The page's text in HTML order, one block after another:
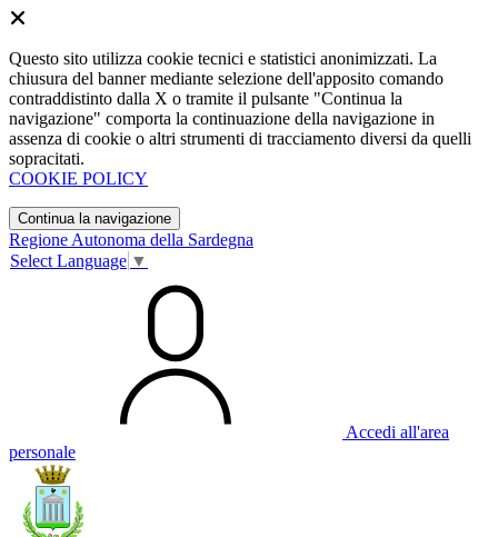
Questo sito utilizza cookie tecnici e statistici anonimizzati. La
chiusura del banner mediante selezione dell'apposito comando
contraddistinto dalla X o tramite il pulsante "Continua la
navigazione" comporta la continuazione della navigazione in
assenza di cookie o altri strumenti di tracciamento diversi da quelli
sopracitati.
COOKIE POLICY
Continua la navigazione
Regione Autonoma della Sardegna
Select Language ▼
Accedi all'area
personale